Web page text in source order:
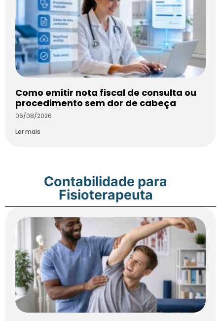
Como emitir nota fiscal de consulta ou
procedimento sem dor de cabeça
06/08/2026
Ler mais
Contabilidade para
Fisioterapeuta